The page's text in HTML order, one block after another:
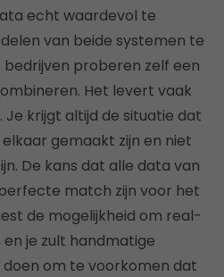
echt waardevol te
van beide systemen te
proberen zelf een
Het levert vaak
Je krijgt altijd de situatie dat
gemaakt zijn en niet
De kans dat alle data van
match zijn voor het
de mogelijkheid om real-
je zult handmatige
om te voorkomen dat